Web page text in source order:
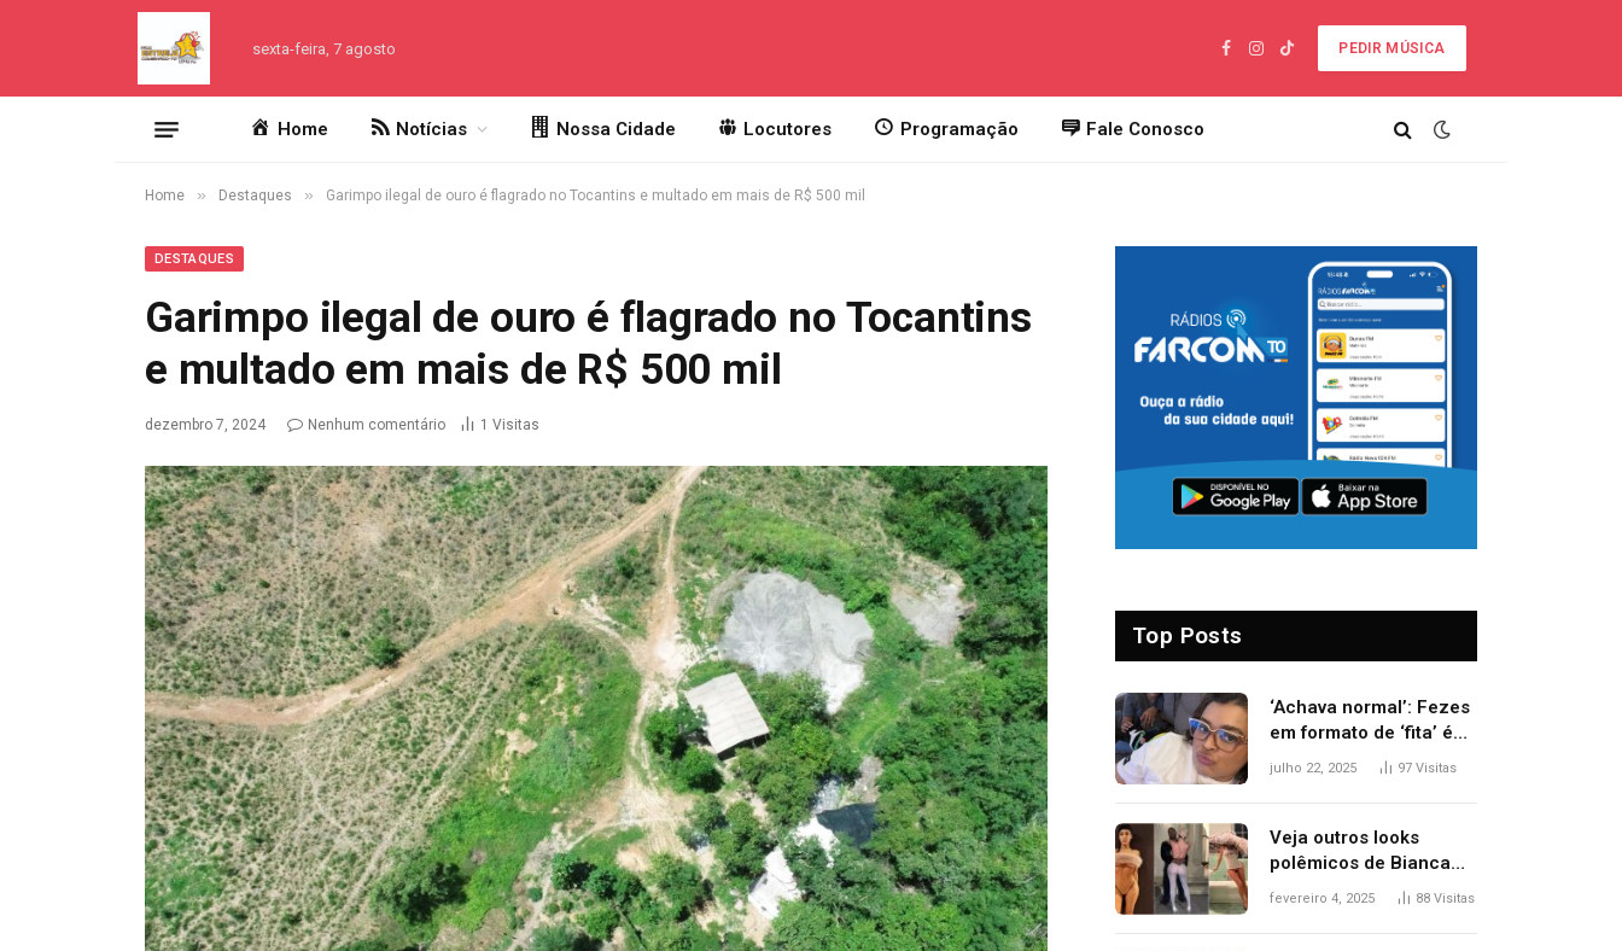
sexta-feira, 7 agosto
Facebook
Instagram
TikTok
PEDIR MÚSICA
Home Notícias Nossa Cidade Locutores Programação Fale Conosco
Home » Destaques » Garimpo ilegal de ouro é flagrado no Tocantins e multado em mais de R$ 500 mil
DESTAQUES
Garimpo ilegal de ouro é flagrado no Tocantins
e multado em mais de R$ 500 mil
dezembro 7, 2024 Nenhum comentário 1 Visitas
Top Posts
‘Achava normal’: Fezes
em formato de ‘fita’ é
um dos alertas para
Gil
julho 22, 2025 97 Visitas
Veja outros looks
polêmicos de Bianca
Censori, esposa de
fevereiro 4, 2025 88 Visitas